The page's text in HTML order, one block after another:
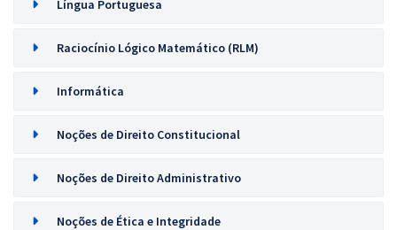
Língua Portuguesa
Raciocínio Lógico Matemático (RLM)
Informática
Noções de Direito Constitucional
Noções de Direito Administrativo
Noções de Ética e Integridade